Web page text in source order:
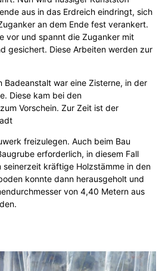
aus in das Erdreich eindringt, sich
an dem Ende fest verankert.
vor und spannt die Zuganker mit
gesichert. Diese Arbeiten werden zur
Badeanstalt war eine Zisterne, in der
Diese kam bei den
Vorschein. Zur Zeit ist der
freizulegen. Auch beim Bau
erforderlich, in diesem Fall
seinerzeit kräftige Holzstämme in den
konnte dann herausgeholt und
von 4,40 Metern aus